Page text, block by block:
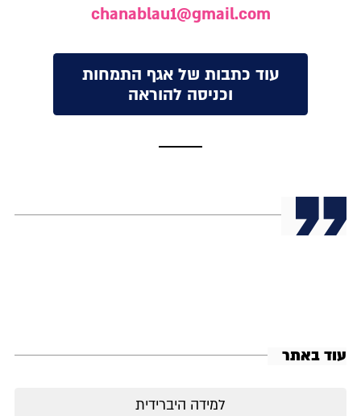
chanablau1@gmail.com
עוד כתבות של אגף התמחות
וכניסה להוראה
עוד באתר
למידה היברידית